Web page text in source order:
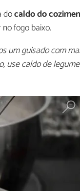
docaldo do
fogo baixo.
um guisado com
use caldo de